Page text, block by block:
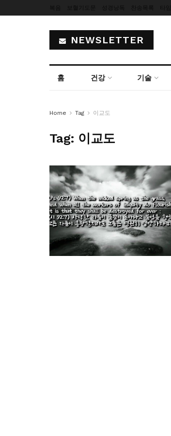
NEWSLETTER
홈 건강 기술
Home Tag 이교도
Tag: 이교도